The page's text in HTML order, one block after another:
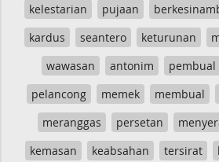
kelestarian
pujaan
kardus
seantero keturunan
wawasan
antonim pembual
pelancong
memek membual
meranggas
persetan
kemasan
keabsahan tersirat